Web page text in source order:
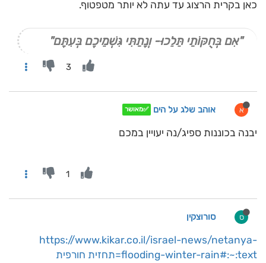
כאן בקרית הרצוג עד עתה לא יותר מטפטוף.
"אִם בְּחֻקּוֹתַי תֵּלֵכוּ- וְנָתַתִּי גִּשְׁמֵיכֶם בְּעִתָּם"
3
א אוהב שלג על הים ✅מאושר
יבנה בכוננות ספיג/נה יעויין במכם
1
ס סורוצקין
https://www.kikar.co.il/israel-news/netanya-
flooding-winter-rain#:~:text=תחזית חורפית